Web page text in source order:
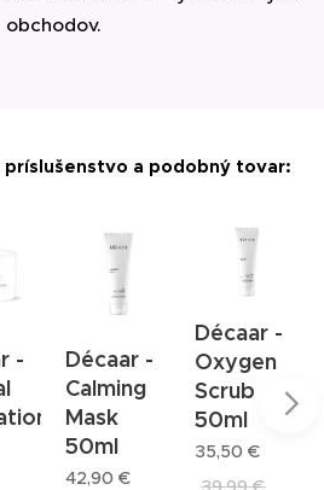
obchodov.
príslušenstvo a podobný tovar:
-
Décaar -
Calming
Mask
50ml
42,90 €
Décaar -
Oxygen
Scrub
50ml
35,50 €